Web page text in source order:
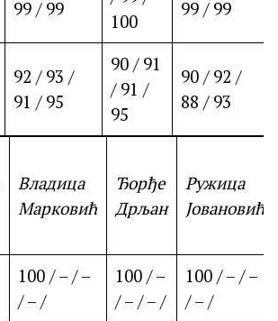
99 / 99
100
99 / 99
92 / 93 /
91 / 95
90 / 91
/ 91 /
95
90 / 92 /
88 / 93
Владица
Марковић
Ђорђе
Дрљан
Ружица
Јовановић
100 / – / –
/ – /
100 / –
/ – / – /
100 / – / –
/ – /